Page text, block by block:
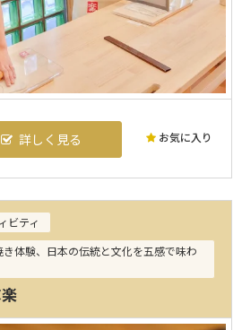
お気に入り
詳しく見る
ビティ
体験、日本の伝統と文化を五感で味わ